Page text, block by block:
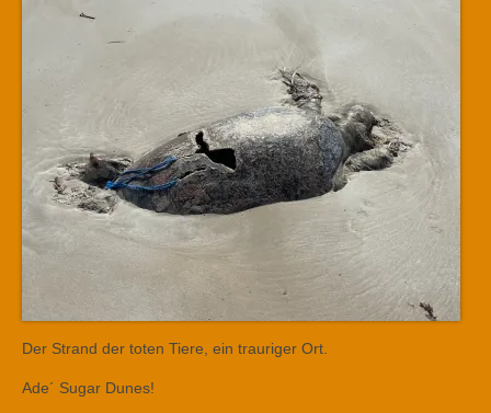
Der Strand der toten Tiere, ein trauriger Ort.
Ade´ Sugar Dunes!